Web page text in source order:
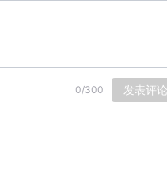
0/300 发表评论